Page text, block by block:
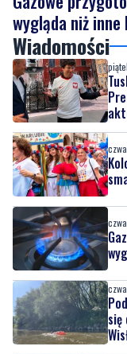
wygląda niż
Wiadomości
się